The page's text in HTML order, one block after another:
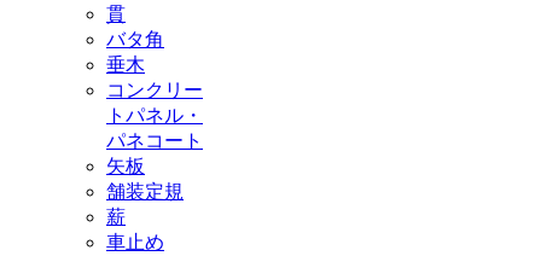
貫
バタ角
垂木
コンクリー
トパネル・
パネコート
矢板
舗装定規
薪
車止め